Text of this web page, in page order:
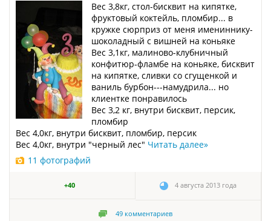
Вес 3,8кг, стол-бисквит на кипятке,
фруктовый коктейль, пломбир... в
кружке сюрприз от меня имениннику-
шоколадный с вишней на коньяке
Вес 3,1кг, малиново-клубничный
конфитюр-фламбе на коньяке, бисквит
на кипятке, сливки со сгущенкой и
ваниль бурбон---намудрила... но
клиентке понравилось
Вес 3,2 кг, внутри бисквит, персик,
пломбир
Вес 4,0кг, внутри бисквит, пломбир, персик
Вес 4,0кг, внутри "черный лес" Читать далее»
11 фотографий
+40 4 августа 2013 года
49 комментариев